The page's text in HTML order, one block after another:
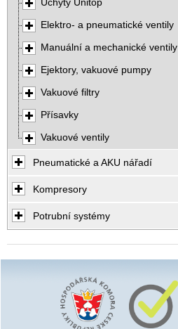
Úchyty Unitop
Elektro- a pneumatické ventily
Manuální a mechanické ventily
Ejektory, vakuové pumpy
Vakuové filtry
Přísavky
Vakuové ventily
Pneumatické a AKU nářadí
Kompresory
Potrubní systémy